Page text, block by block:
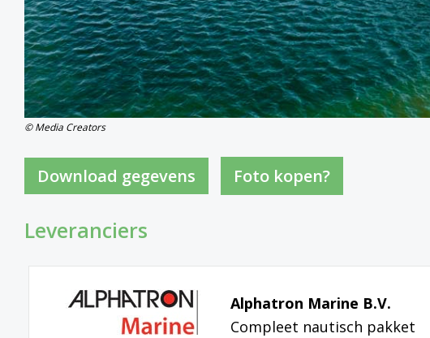
© Media Creators
Foto kopen?
Leveranciers
Alphatron Marine B.V.
Compleet nautisch pakket